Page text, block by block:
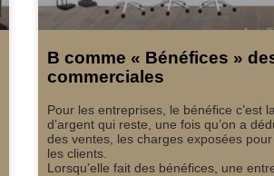
B comme « Bénéfices »
commerciales
Pour les entreprises, le bénéfice c’est
d’argent qui reste, une fois qu’on a
des ventes, les charges exposées
les clients.
Lorsqu’elle fait des bénéfices, une